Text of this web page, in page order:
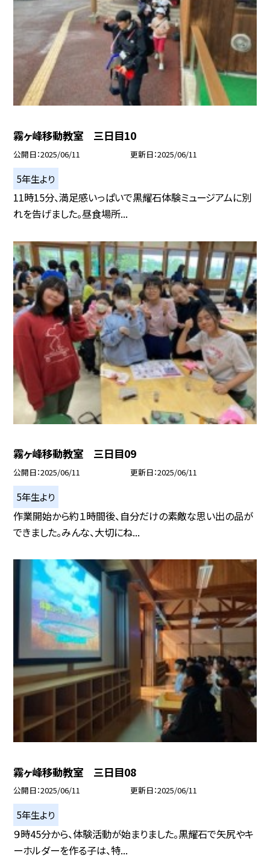
霧ヶ峰移動教室 三日目10
公開日 2025/06/11 更新日 2025/06/11
5年生より
11時15分、満足感いっぱいで黒耀石体験ミュージアムに別
れを告げました。昼食場所...
霧ヶ峰移動教室 三日目09
公開日 2025/06/11 更新日 2025/06/11
5年生より
作業開始から約１時間後、自分だけの素敵な思い出の品が
できました。みんな、大切にね...
霧ヶ峰移動教室 三日目08
公開日 2025/06/11 更新日 2025/06/11
5年生より
９時45分から、体験活動が始まりました。黒耀石で矢尻やキ
ーホルダーを作る子は、特...